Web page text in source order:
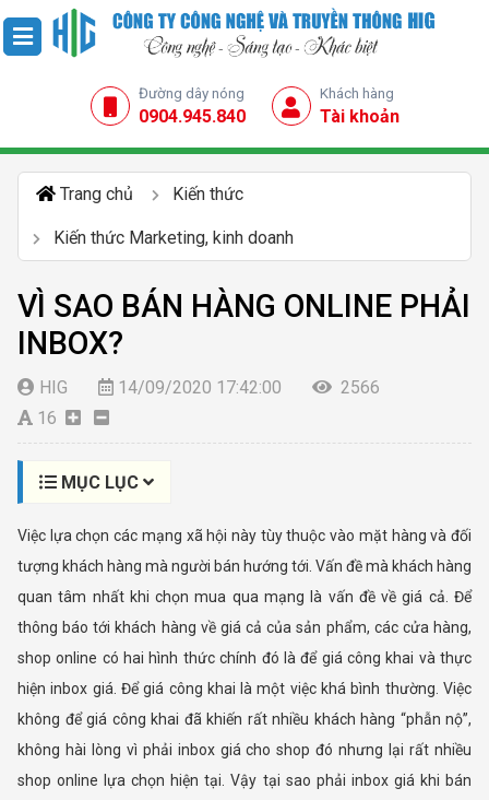
Đường dây nóng
0904.945.840
Khách hàng
Tài khoản
Trang chủ Kiến thức
Kiến thức Marketing, kinh doanh
VÌ SAO BÁN HÀNG ONLINE PHẢI
INBOX?
HIG 14/09/2020 17:42:00
2566
16
MỤC LỤC
Việc lựa chọn các mạng xã hội này tùy thuộc vào mặt hàng và đối
tượng khách hàng mà người bán hướng tới. Vấn đề mà khách hàng
quan tâm nhất khi chọn mua qua mạng là vấn đề về giá cả. Để
thông báo tới khách hàng về giá cả của sản phẩm, các cửa hàng,
shop online có hai hình thức chính đó là để giá công khai và thực
hiện inbox giá. Để giá công khai là một việc khá bình thường. Việc
không để giá công khai đã khiến rất nhiều khách hàng “phẫn nộ”,
không hài lòng vì phải inbox giá cho shop đó nhưng lại rất nhiều
shop online lựa chọn hiện tại. Vậy tại sao phải inbox giá khi bán